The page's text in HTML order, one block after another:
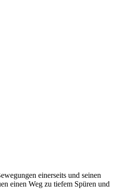
einerseits und seinen
einen Weg zu tiefem Spüren und